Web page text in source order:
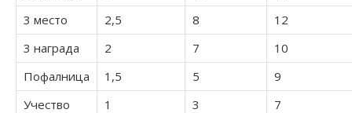
3 место
2,5 8
12
3 награда
2 7
10
Пофалница
1,5 5
9
Учество
1 3 7